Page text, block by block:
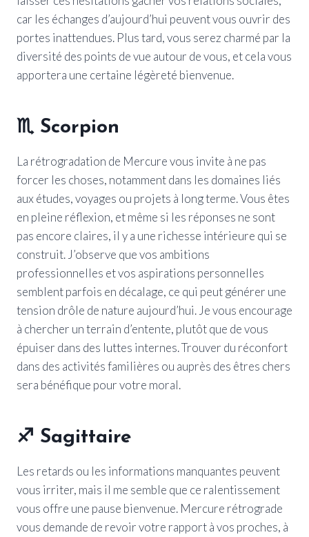
car les échanges d’aujourd’hui peuvent vous ouvrir des
portes inattendues. Plus tard, vous serez charmé par la
diversité des points de vue autour de vous, et cela vous
apportera une certaine légèreté bienvenue.
♏ Scorpion
La rétrogradation de Mercure vous invite à ne pas
forcer les choses, notamment dans les domaines liés
aux études, voyages ou projets à long terme. Vous êtes
en pleine réflexion, et même si les réponses ne sont
pas encore claires, il y a une richesse intérieure qui se
construit. J’observe que vos ambitions
professionnelles et vos aspirations personnelles
semblent parfois en décalage, ce qui peut générer une
tension drôle de nature aujourd’hui. Je vous encourage
à chercher un terrain d’entente, plutôt que de vous
épuiser dans des luttes internes. Trouver du réconfort
dans des activités familières ou auprès des êtres chers
sera bénéfique pour votre moral.
♐ Sagittaire
Les retards ou les informations manquantes peuvent
vous irriter, mais il me semble que ce ralentissement
vous offre une pause bienvenue. Mercure rétrograde
vous demande de revoir votre rapport à vos proches, à